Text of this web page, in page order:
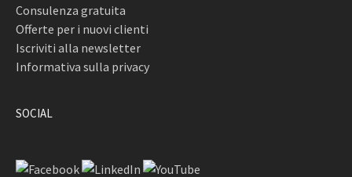
Consulenza gratuita
Offerte per i nuovi clienti
Iscriviti alla newsletter
Informativa sulla privacy
SOCIAL